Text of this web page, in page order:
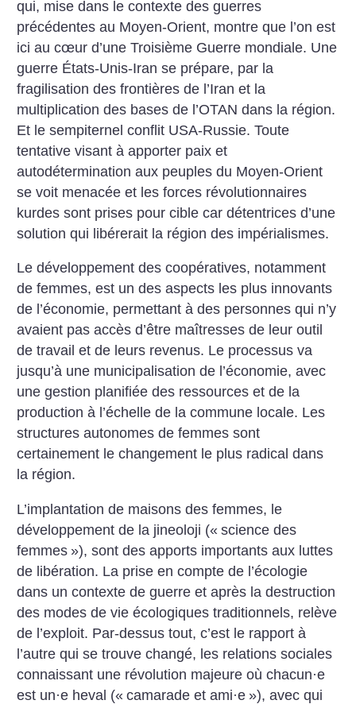
qui, mise dans le contexte des guerres
précédentes au Moyen-Orient, montre que l’on est
ici au cœur d’une Troisième Guerre mondiale. Une
guerre États-Unis-Iran se prépare, par la
fragilisation des frontières de l’Iran et la
multiplication des bases de l’OTAN dans la région.
Et le sempiternel conflit USA-Russie. Toute
tentative visant à apporter paix et
autodétermination aux peuples du Moyen-Orient
se voit menacée et les forces révolutionnaires
kurdes sont prises pour cible car détentrices d’une
solution qui libérerait la région des impérialismes.
Le développement des coopératives, notamment
de femmes, est un des aspects les plus innovants
de l’économie, permettant à des personnes qui n’y
avaient pas accès d’être maîtresses de leur outil
de travail et de leurs revenus. Le processus va
jusqu’à une municipalisation de l’économie, avec
une gestion planifiée des ressources et de la
production à l’échelle de la commune locale. Les
structures autonomes de femmes sont
certainement le changement le plus radical dans
la région.
L’implantation de maisons des femmes, le
développement de la jineoloji (« science des
femmes »), sont des apports importants aux luttes
de libération. La prise en compte de l’écologie
dans un contexte de guerre et après la destruction
des modes de vie écologiques traditionnels, relève
de l’exploit. Par-dessus tout, c’est le rapport à
l’autre qui se trouve changé, les relations sociales
connaissant une révolution majeure où chacun·e
est un·e heval (« camarade et ami·e »), avec qui